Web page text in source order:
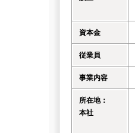
資本金
従業員
事業内容
所在地：
本社